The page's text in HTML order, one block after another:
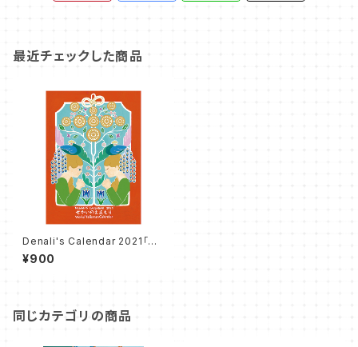
最近チェックした商品
Denali's Calendar 2021「せ
かいのえまもり」
¥900
同じカテゴリの商品